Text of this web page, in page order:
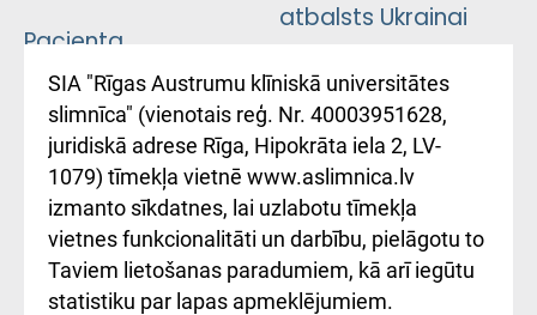
Pacienta
atsauksmju/sūdzību
iesniegšanas
kārtība
Kā pie mums nokļūt
Rēķinu apmaksas
ceļvedis
atbalsts Ukrainai
Підтримка Східної
лікарні та співпраця з
Україною
SIA "Rīgas Austrumu klīniskā universitātes
slimnīca" (vienotais reģ. Nr. 40003951628,
juridiskā adrese Rīga, Hipokrāta iela 2, LV-
1079) tīmekļa vietnē www.aslimnica.lv
izmanto sīkdatnes, lai uzlabotu tīmekļa
vietnes funkcionalitāti un darbību, pielāgotu to
Taviem lietošanas paradumiem, kā arī iegūtu
statistiku par lapas apmeklējumiem.